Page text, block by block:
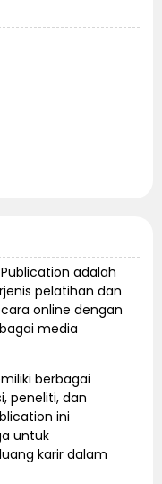
adalah
pelatihan dan
online dengan
media
berbagai
peneliti, dan
ini
untuk
karir dalam